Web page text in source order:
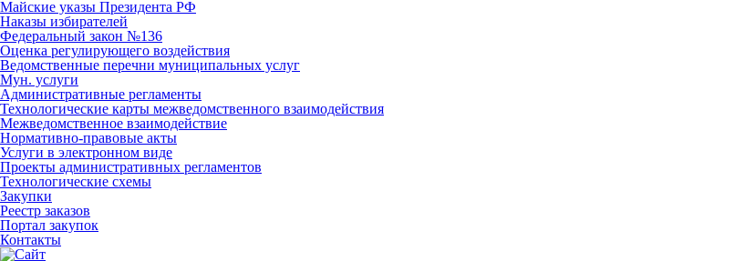
Майские указы Президента РФ
Наказы избирателей
Федеральный закон №136
Оценка регулирующего воздействия
Ведомственные перечни муниципальных услуг
Мун. услуги
Административные регламенты
Технологические карты межведомственного взаимодействия
Межведомственное взаимодействие
Нормативно-правовые акты
Услуги в электронном виде
Проекты административных регламентов
Технологические схемы
Закупки
Реестр заказов
Портал закупок
Контакты